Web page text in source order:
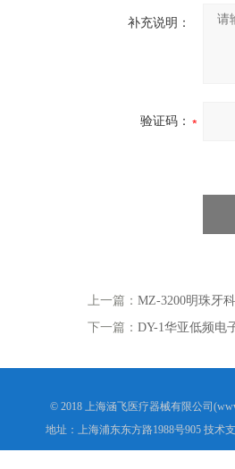
补充说明：
验证码：
上一篇： MZ-3200明珠牙
下一篇： DY-1华亚低频电
© 2018 上海涵飞医疗器械有限公司
地址：上海浦东东方路1988号905 技术